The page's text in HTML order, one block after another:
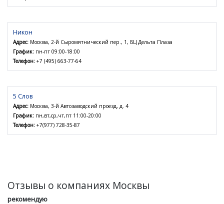
Никон
Адрес: Москва, 2-й Сыромятнический пер., 1, БЦ Дельта Плаза
График: пн-пт 09:00-18:00
Телефон: +7 (495) 663-77-64
5 Слов
Адрес: Москва, 3-й Автозаводский проезд, д. 4
График: пн,вт,ср,чт,пт 11:00-20:00
Телефон: +7(977) 728-35-87
Отзывы о компаниях Москвы
рекомендую